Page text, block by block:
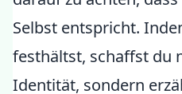
Selbst entspricht.
festhältst, schaffst du
Identität, sondern